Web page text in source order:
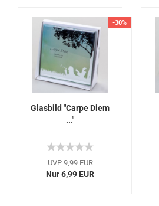
-30%
Glasbild "Carpe Diem
..."
UVP 9,99 EUR
Nur 6,99 EUR